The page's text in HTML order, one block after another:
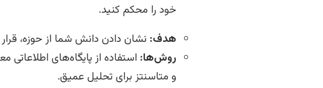
خود را محکم کنید.
هدف: نشان دادن دانش شما از حوزه،
روش‌ها:
و متاسنتز برای تحلیل عمیق.